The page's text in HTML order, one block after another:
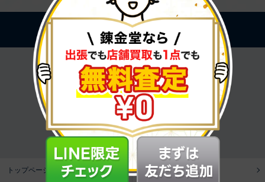
PAGE TOP
全国展開中の総合リユースショップです。
トップページ 錬金堂の出張買取